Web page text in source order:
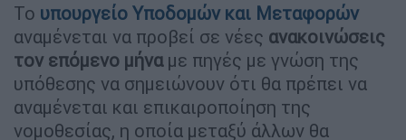
Το υπουργείο Υποδομών και Μεταφορών
αναμένεται να προβεί σε νέες ανακοινώσεις
τον επόμενο μήναμε πηγές με γνώση της
υπόθεσης να σημειώνουν ότι θα πρέπει να
αναμένεται και επικαιροποίηση της
νομοθεσίας, η οποία μεταξύ άλλων θα